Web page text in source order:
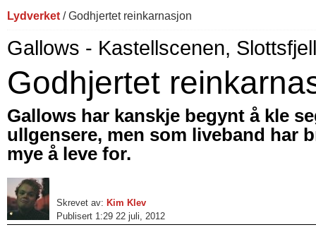
Lydverket / Godhjertet reinkarnasjon
Gallows - Kastellscenen,
Godhjertet
Gallows har kanskje begynt å kle
ullgensere, men som liveband har
mye å leve for.
Skrevet av: Kim Klev
Publisert 1:29 22 juli, 2012